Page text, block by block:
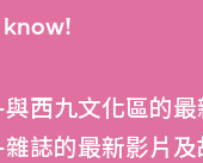
know!
西九文化區的最
誌的最新影片及